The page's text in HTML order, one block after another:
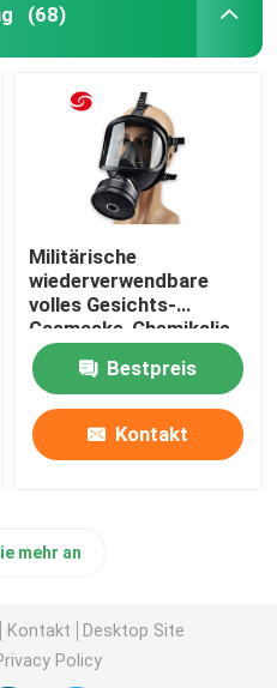
(68)
Militärische
wiederverwendbare
volles Gesichts-
Gasmaske-Chemikalie
und biologisches
schützendesBestpreis
Kontakt
mehr an
Kontakt
Desktop Site
Policy